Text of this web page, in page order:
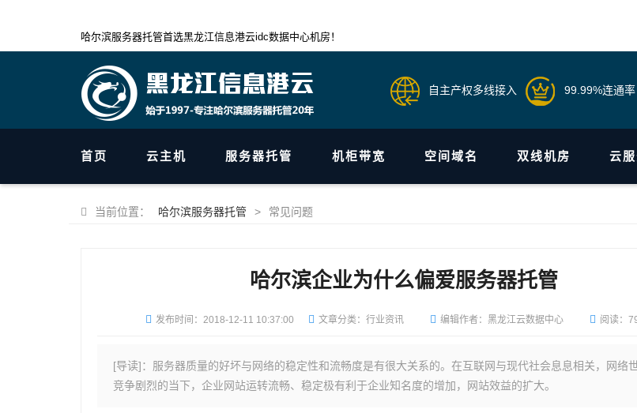
哈尔滨服务器托管首选黑龙江信息港云idc数据中心机房！
自主产权多线接入 99.99%连通率
首页 云主机 服务器托管 机柜带宽 空间域名 双线机房 云
当前位置： 哈尔滨服务器托管 > 常见问题
哈尔滨企业为什么偏爱服务器托管
发布时间： 2018-12-11 10:37:00 文章分类：行业资讯 编辑作者：黑龙江云数据中心 阅读：
[导读]：服务器质量的好坏与网络的稳定性和流畅度是有很大关系的。在互联网与现代社会息息相关，网络
竞争剧烈的当下，企业网站运转流畅、稳定极有利于企业知名度的增加，网站效益的扩大。